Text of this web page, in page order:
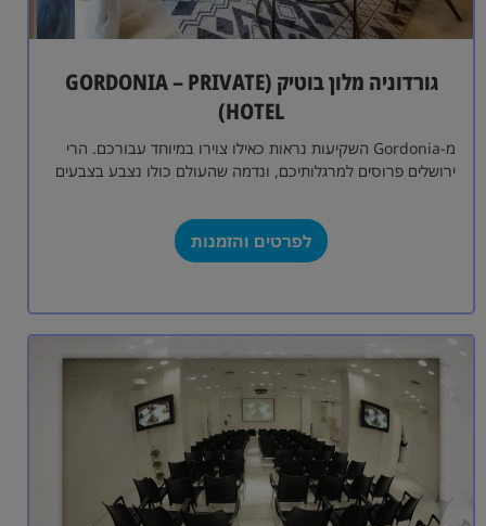
גורדוניה מלון בוטיק (GORDONIA – PRIVATE
HOTEL)
מ-Gordonia השקיעות נראות כאילו צוירו במיוחד עבורכם. הרי
ירושלים פרוסים למרגלותיכם, ונדמה שהעולם כולו נצבע בצבעים
לפרטים והזמנות